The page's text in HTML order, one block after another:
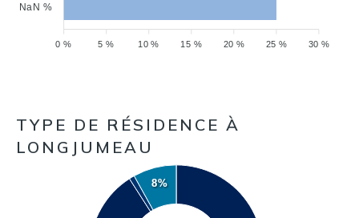
NaN %
30 %
25 %
20 %
15 %
10 %
5 %
0 %
TYPE DE RÉSIDENCE À
LONGJUMEAU
8%